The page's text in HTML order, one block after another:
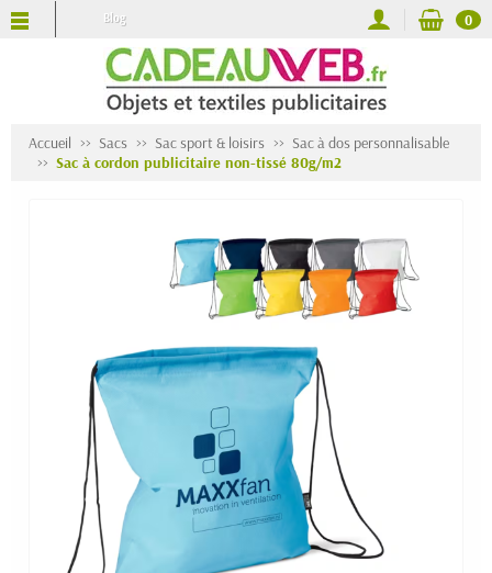
Blog 0
Accueil Sacs Sac sport & loisirs
Sac à dos personnalisable
Sac à cordon publicitaire non-tissé 80g/m2